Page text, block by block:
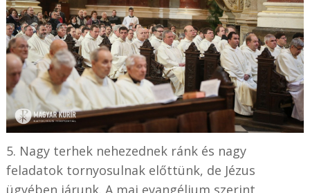
5. Nagy terhek nehezednek ránk és nagy
feladatok tornyosulnak előttünk, de Jézus
ügyében járunk. A mai evangélium szerint